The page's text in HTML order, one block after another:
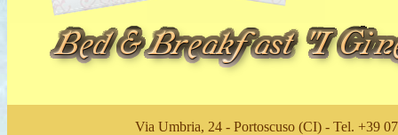
Via Umbria, 24 - Portoscuso (CI) - Tel. +39